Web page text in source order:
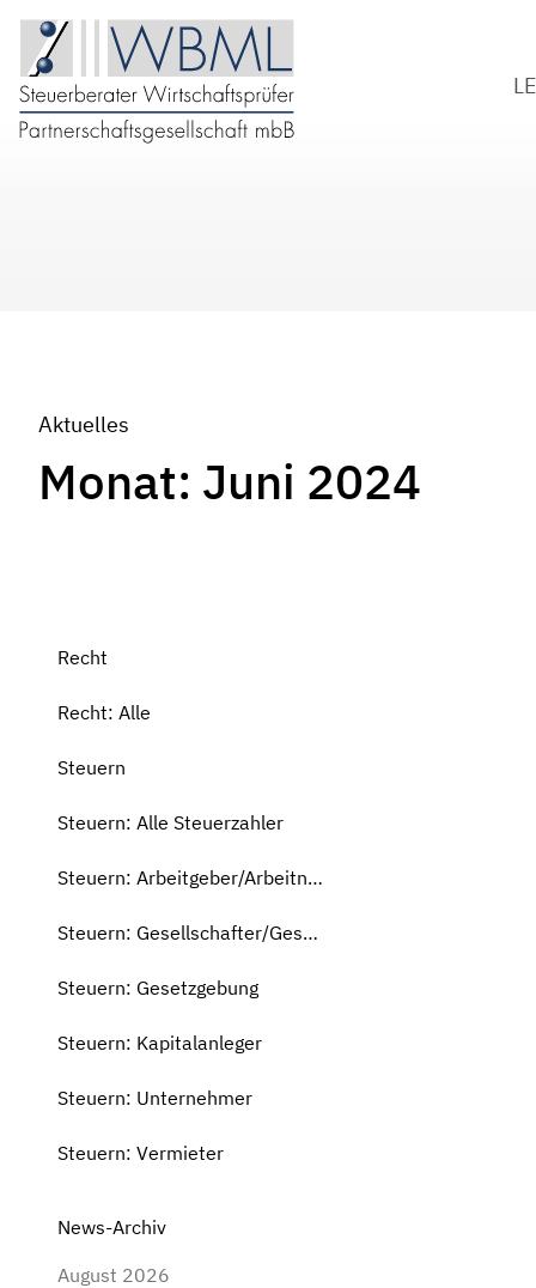
Aktuelles
Monat: Juni 2024
Recht
Recht: Alle
Steuern
Steuern: Alle Steuerzahler
Steuern: Arbeitgeber/Arbeitnehmer
Steuern: Gesellschafter/Geschäftsführer
Steuern: Gesetzgebung
Steuern: Kapitalanleger
Steuern: Unternehmer
Steuern: Vermieter
News-Archiv
August 2026